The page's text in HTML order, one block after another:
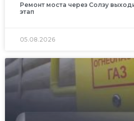
Ремонт моста через Солзу
этап
05.08.2026